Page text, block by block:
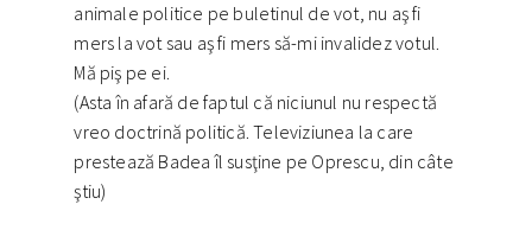
animale politice pe buletinul de vot, nu aş fi
mers la vot sau aş fi mers să-mi invalidez votul.
Mă piş pe ei.
(Asta în afară de faptul că niciunul nu respectă
vreo doctrină politică. Televiziunea la care
prestează Badea îl susţine pe Oprescu, din câte
ştiu)